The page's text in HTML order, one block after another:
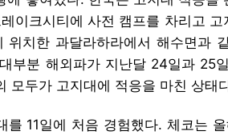
이크시티에 사전 캠프를 차리고
위치한 과달라하라에서 해수면과
부분 해외파가 지난달 24일과 25
모두가 고지대에 적응을 마친 상태
를 11일에 처음 경험했다. 체코는